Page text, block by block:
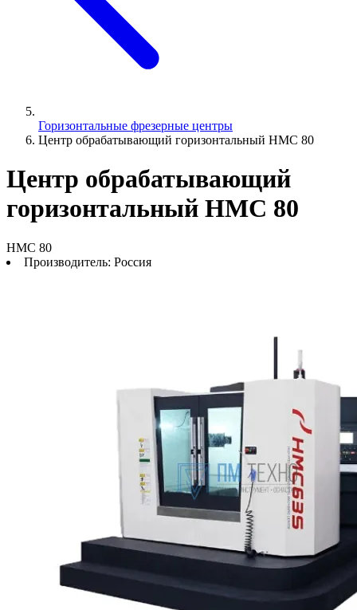
Горизонтальные фрезерные центры
Центр обрабатывающий горизонтальный HMC 80
Центр обрабатывающий
горизонтальный HMC 80
HMC 80
Производитель: Россия